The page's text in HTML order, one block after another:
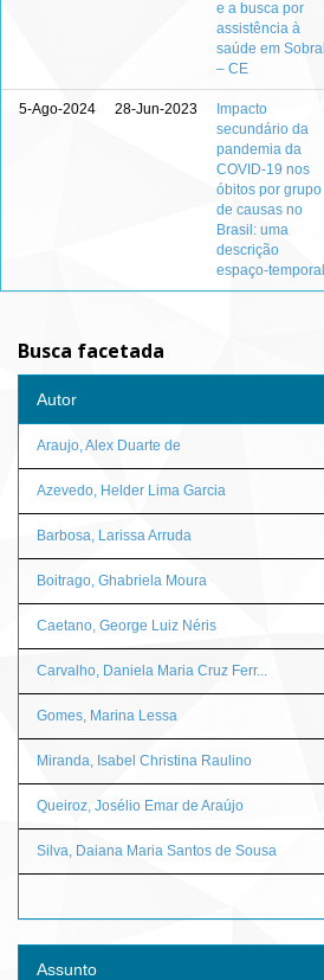
e a busca por
assistência à
saúde em Sobral
– CE
5-Ago-2024 28-Jun-2023
Impacto
secundário da
pandemia da
COVID-19 nos
óbitos por grupo
de causas no
Brasil: uma
descrição
espaço-temporal
Busca facetada
Autor
Araujo, Alex Duarte de
Azevedo, Helder Lima Garcia
Barbosa, Larissa Arruda
Boitrago, Ghabriela Moura
Caetano, George Luiz Néris
Carvalho, Daniela Maria Cruz Ferr...
Gomes, Marina Lessa
Miranda, Isabel Christina Raulino
Queiroz, Josélio Emar de Araújo
Silva, Daiana Maria Santos de Sousa
Assunto